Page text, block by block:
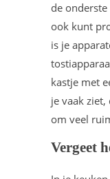
de
ook kunt
is je
kastje met
je vaak
om veel
Vergeet